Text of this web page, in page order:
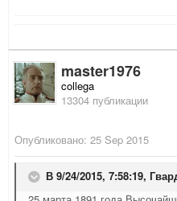
master1976
collega
13304 публикации
Опубликовано: 25 Sep 2015
В 9/24/2015, 7:58:19,